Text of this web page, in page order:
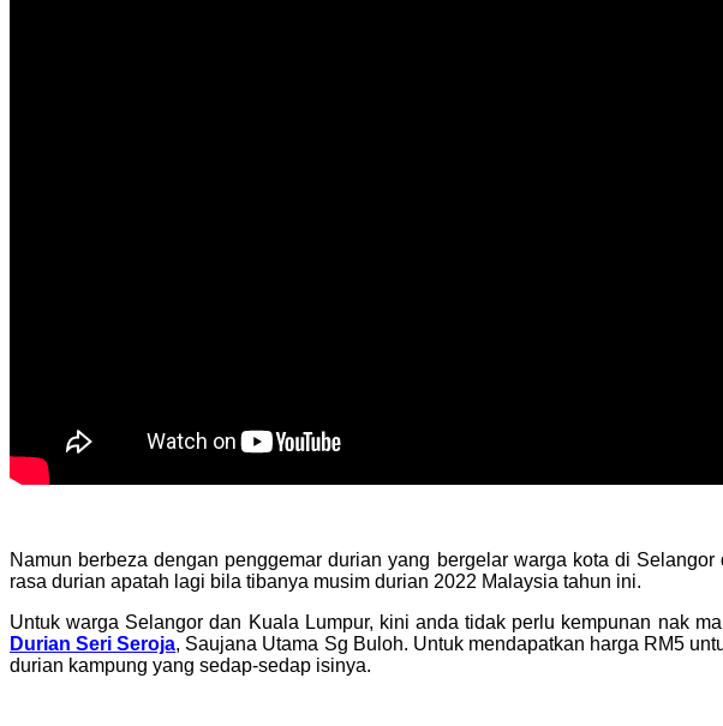
Namun berbeza dengan penggemar durian yang bergelar warga kota di
rasa durian apatah lagi bila tibanya musim durian 2022 Malaysia tahun ini.
Untuk warga Selangor dan Kuala Lumpur, kini anda tidak perlu kempunan nak
Durian Seri Seroja, Saujana Utama Sg Buloh. Untuk mendapatkan harga RM5
durian kampung yang sedap-sedap isinya.